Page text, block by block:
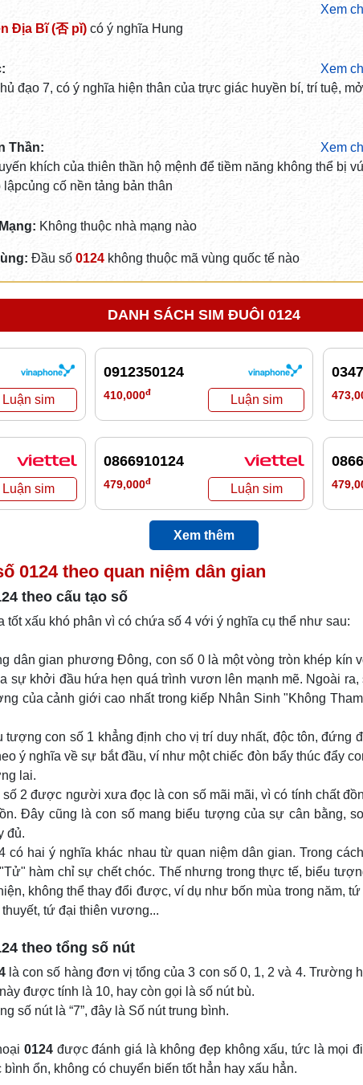
Xem
Địa Bĩ (否 pǐ)có ý nghĩa Hung
Xem
đạo 7, có ý nghĩa hiện thân của trực giác huyền bí, trí tuệ,
Thần:
Xem
khích của thiên thần hộ mệnh để tiềm năng không thể bị
cố nền tảng bản thân
Không thuộc nhà mạng nào
Đầu số 0124không thuộc mã vùng quốc tế nào
DANH SÁCH SIM ĐUÔI 0124
0912350124
410,000đ
0866910124
479,000đ
Xem thêm
0124theo quan niệm dân gian
theo cấu tạo số
tốt xấu khó phân vì có chứa số 4 với ý nghĩa cụ thể như sau:
dân gian phương Đông, con số 0 là một vòng tròn khép kín
sự khởi đầu hứa hẹn quá trình vươn lên mạnh mẽ. Ngoài ra,
của cảnh giới cao nhất trong kiếp Nhân Sinh "Không
tượng con số 1 khẳng định cho vị trí duy nhất, độc tôn, đứng
ý nghĩa về sự bắt đầu, ví như một chiếc đòn bẩy thúc đẩy
lai.
số 2 được người xưa đọc là con số mãi mãi, vì có tính chất
Đây cũng là con số mang biểu tượng của sự cân bằng,
đủ.
có hai ý nghĩa khác nhau từ quan niệm dân gian. Trong
hàm chỉ sự chết chóc. Thế nhưng trong thực tế, biểu
không thể thay đổi được, ví dụ như bốn mùa trong năm,
tứ đại thiên vương...
theo tổng số nút
là con số hàng đơn vị tổng của 3 con số 0, 1, 2 và 4. Trường
được tính là 10, hay còn gọi là số nút bù.
số nút là “7”, đây là Số nút trung bình.
0124được đánh giá là không đẹp không xấu, tức là mọi
ổn, không có chuyển biến tốt hẳn hay xấu hẳn.